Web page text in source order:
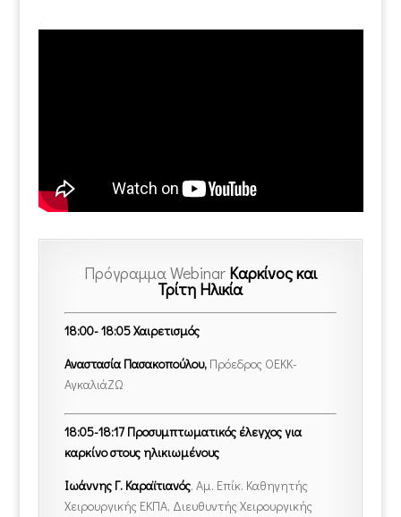
Πρόγραμμα Webinar Καρκίνος και
Τρίτη Ηλικία
18:00- 18:05 Χαιρετισμός
Αναστασία Πασακοπούλου,Πρόεδρος ΟΕΚΚ-
ΑγκαλιάΖΩ
18:05-18:17 Προσυμπτωματικός έλεγχος για
καρκίνο στους ηλικιωμένους
Ιωάννης Γ. Καραϊτιανός, Αμ. Επίκ. Καθηγητής
Χειρουργικής ΕΚΠΑ, Διευθυντής Χειρουργικής